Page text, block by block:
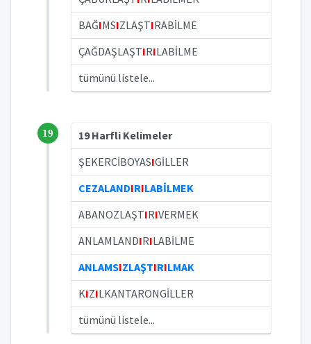
BAĞIMSIZLAŞTIRABİLME
ÇAĞDAŞLAŞTIRILABİLME
tümünü listele...
19
19 Harfli Kelimeler
ŞEKERCİBOYASIGİLLER
CEZALANDIRILABİLMEK
ABANOZLAŞTIRIVERMEK
ANLAMLANDIRILABİLME
ANLAMSIZLAŞTIRILMAK
KIZILKANTARONGİLLER
tümünü listele...